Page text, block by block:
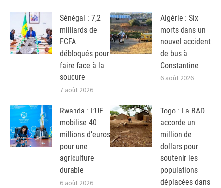
Sénégal : 7,2
milliards de
FCFA
débloqués pour
faire face à la
soudure
7 août 2026
Algérie : Six
morts dans un
nouvel accident
de bus à
Constantine
6 août 2026
Rwanda : L’UE
mobilise 40
millions d’euros
pour une
agriculture
durable
6 août 2026
Togo : La BAD
accorde un
million de
dollars pour
soutenir les
populations
déplacées dans